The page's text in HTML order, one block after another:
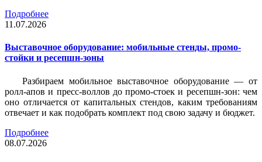
Подробнее
11.07.2026
Выставочное оборудование: мобильные стенды, промо-
стойки и ресепшн-зоны
Разбираем мобильное выставочное оборудование — от
ролл-апов и пресс-воллов до промо-стоек и ресепшн-зон: чем
оно отличается от капитальных стендов, каким требованиям
отвечает и как подобрать комплект под свою задачу и бюджет.
Подробнее
08.07.2026